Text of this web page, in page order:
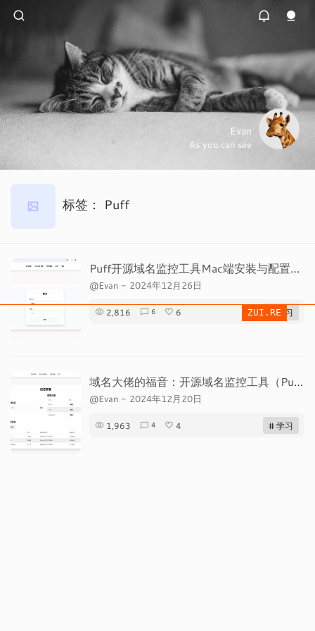
Evan
As you can see
标签： Puff
Puff开源域名监控工具Mac端安装与配置全步骤
@Evan - 2024年12月26日
2,816 6 6 # 学习
域名大佬的福音：开源域名监控工具（Puff ）
@Evan - 2024年12月20日
1,963 4 4 # 学习
ZUI.RE